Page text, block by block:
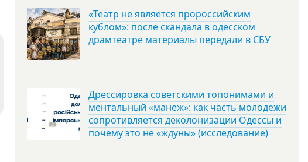
«Театр не является пророссийским
кублом»: после скандала в одесском
драмтеатре материалы передали в СБУ
Дрессировка советскими топонимами и
ментальный «манеж»: как часть молодежи
сопротивляется деколонизации Одессы и
почему это не «ждуны» (исследование)